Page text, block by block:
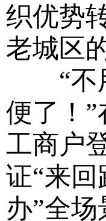
织优势
老城区
“不用
便了！
工商户
证“来
办”全